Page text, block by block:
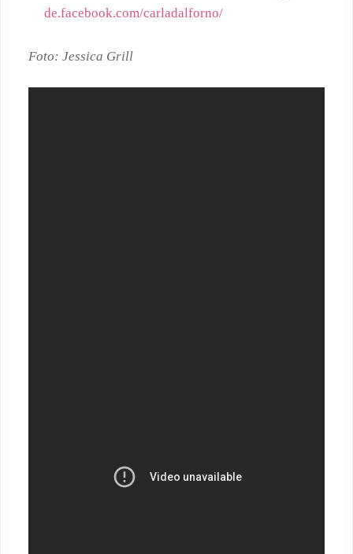
de.facebook.com/carladalforno/
Foto: Jessica Grill